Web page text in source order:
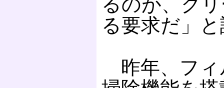
る要求だ」
昨年、フィ